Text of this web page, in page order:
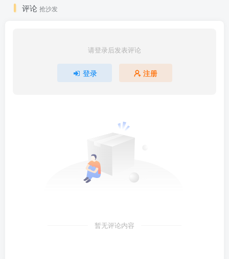
评论 抢沙发
请登录后发表评论
登录 注册
暂无评论内容